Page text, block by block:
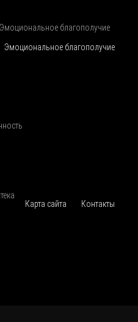
Эмоциональное благополучие
Эмоциональное благополучие
Карта сайта
Контакты